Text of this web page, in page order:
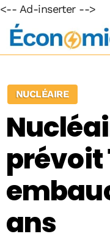
<-- Ad-inserter -->
NUCLÉAIRE
prévoit
ans